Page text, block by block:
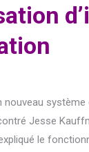
nouveau
Jesse
le